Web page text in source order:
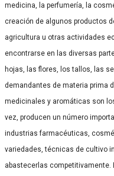
medicina, la perfumería, la
creación de algunos productos
agricultura u otras actividades
encontrarse en las diversas
hojas, las flores, los tallos, las
demandantes de materia prima
medicinales y aromáticas son
vez, producen un número
industrias farmacéuticas,
variedades, técnicas de cultivo
abastecerlas